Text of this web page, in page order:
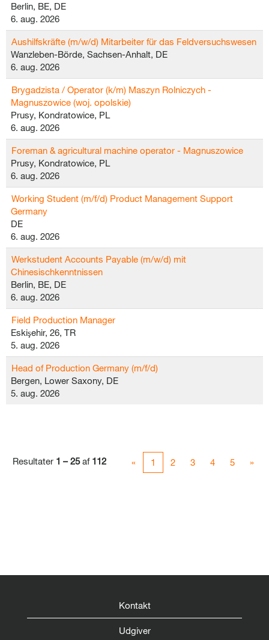
Berlin, BE, DE
6. aug. 2026
Aushilfskräfte (m/w/d) Mitarbeiter für das Feldversuchswesen
Wanzleben-Börde, Sachsen-Anhalt, DE
6. aug. 2026
Brygadzista / Operator (k/m) Maszyn Rolniczych -
Magnuszowice (woj. opolskie)
Prusy, Kondratowice, PL
6. aug. 2026
Foreman & agricultural machine operator - Magnuszowice
Prusy, Kondratowice, PL
6. aug. 2026
Working Student (m/f/d) Product Management Support
Germany
DE
6. aug. 2026
Werkstudent Accounts Payable (m/w/d) mit
Chinesischkenntnissen
Berlin, BE, DE
6. aug. 2026
Field Production Manager
Eskişehir, 26, TR
5. aug. 2026
Head of Production Germany (m/f/d)
Bergen, Lower Saxony, DE
5. aug. 2026
Resultater 1 – 25af 112 « 1 2 3 4 5 »
Kontakt
Udgiver